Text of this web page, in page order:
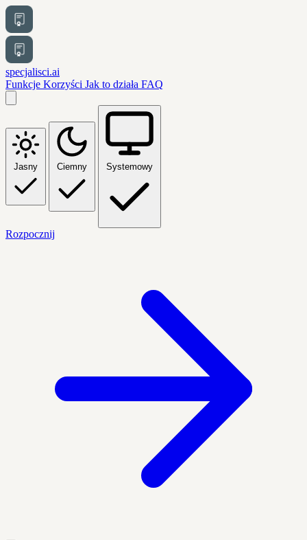
specjalisci.ai
Funkcje Korzyści Jak to działa FAQ
Jasny Ciemny Systemowy
Rozpocznij